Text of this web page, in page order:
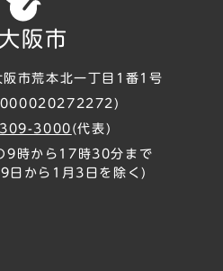
阪市
阪市荒本北一丁目1番1号
3000 (代表)
9時から17時30分まで
日から1月3日を除く)